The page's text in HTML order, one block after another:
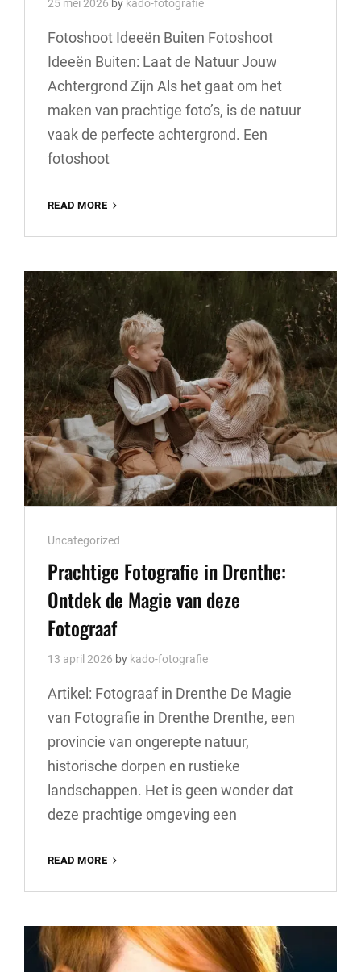
25 mei 2026 by kado-fotografie
Fotoshoot Ideeën Buiten Fotoshoot
Ideeën Buiten: Laat de Natuur Jouw
Achtergrond Zijn Als het gaat om het
maken van prachtige foto’s, is de natuur
vaak de perfecte achtergrond. Een
fotoshoot
READ MORE
IDEEËN
DE
BUITENLUCHT
Cat
Links
Uncategorized
Prachtige Fotografie in Drenthe:
Ontdek de Magie van deze
Fotograaf
13 april 2026 by kado-fotografie
Artikel: Fotograaf in Drenthe De Magie
van Fotografie in Drenthe Drenthe, een
provincie van ongerepte natuur,
historische dorpen en rustieke
landschappen. Het is geen wonder dat
deze prachtige omgeving een
READ MORE
IN
ONTDEK
DE
MAGIE